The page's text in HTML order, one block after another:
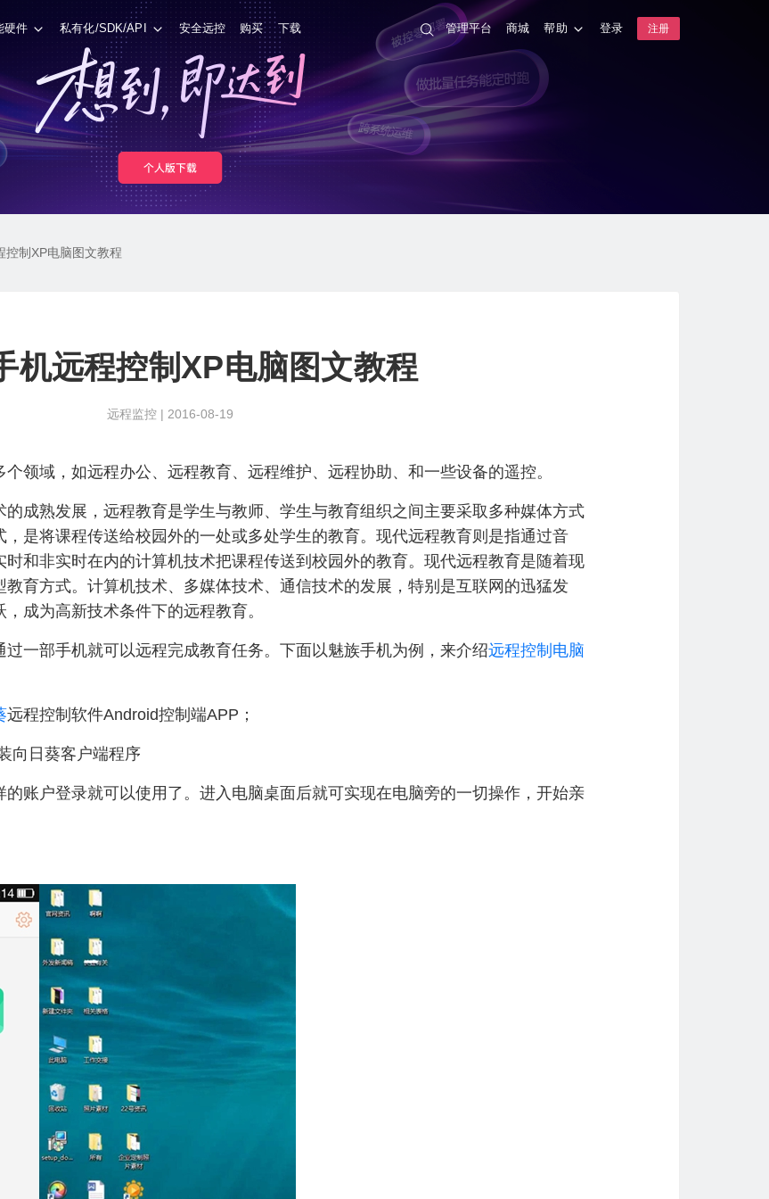
硬件 私有化/SDK/API 安全远控 购买 下载 管理平台 商城 帮助 登录 注册
控制XP电脑图文教程
机远程控制XP电脑图文教程
远程监控 | 2016-08-19
领域，如远程办公、远程教育、远程维护、远程协助、和一些设备的遥控。
熟发展，远程教育是学生与教师、学生与教育组织之间主要采取多种媒体方式
是将课程传送给校园外的一处或多处学生的教育。现代远程教育则是指通过音
和非实时在内的计算机技术把课程传送到校园外的教育。现代远程教育是随着现
育方式。计算机技术、多媒体技术、通信技术的发展，特别是互联网的迅猛发
成为高新技术条件下的远程教育。
部手机就可以远程完成教育任务。下面以魅族手机为例，来介绍远程控制电脑
远程控制软件Android控制端APP；
日葵客户端程序
户登录就可以使用了。进入电脑桌面后就可实现在电脑旁的一切操作，开始亲